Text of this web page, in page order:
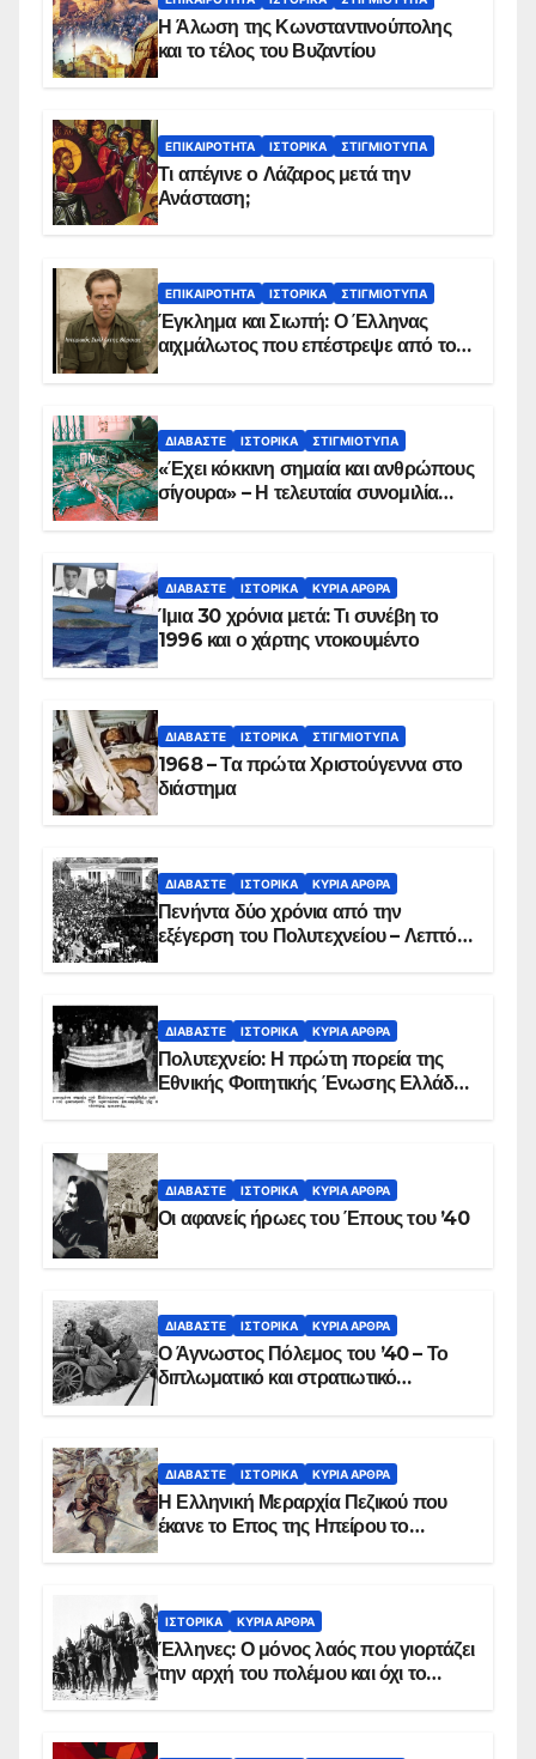
Η Άλωση της Κωνσταντινούπολης
και το τέλος του Βυζαντίου
ΕΠΙΚΑΙΡΌΤΗΤΑ ΙΣΤΟΡΙΚΆ ΣΤΙΓΜΙΌΤΥΠΑ
Τι απέγινε ο Λάζαρος μετά την
Ανάσταση;
ΕΠΙΚΑΙΡΌΤΗΤΑ ΙΣΤΟΡΙΚΆ ΣΤΙΓΜΙΌΤΥΠΑ
Έγκλημα και Σιωπή: Ο Έλληνας
αιχμάλωτος που επέστρεψε από το
ΔΙΑΒΆΣΤΕ ΙΣΤΟΡΙΚΆ ΣΤΙΓΜΙΌΤΥΠΑ
«Έχει κόκκινη σημαία και ανθρώπους
σίγουρα» – Η τελευταία συνομιλία
ΔΙΑΒΆΣΤΕ ΙΣΤΟΡΙΚΆ ΚΥΡΙΑ ΑΡΘΡΑ
Ίμια 30 χρόνια μετά: Τι συνέβη το
1996 και ο χάρτης ντοκουμέντο
ΔΙΑΒΆΣΤΕ ΙΣΤΟΡΙΚΆ ΣΤΙΓΜΙΌΤΥΠΑ
1968 – Τα πρώτα Χριστούγεννα στο
διάστημα
ΔΙΑΒΆΣΤΕ ΙΣΤΟΡΙΚΆ ΚΥΡΙΑ ΑΡΘΡΑ
Πενήντα δύο χρόνια από την
εξέγερση του Πολυτεχνείου – Λεπτό
ΔΙΑΒΆΣΤΕ ΙΣΤΟΡΙΚΆ ΚΥΡΙΑ ΑΡΘΡΑ
Πολυτεχνείο: Η πρώτη πορεία της
Εθνικής Φοιτητικής Ένωσης Ελλάδος
ΔΙΑΒΆΣΤΕ ΙΣΤΟΡΙΚΆ ΚΥΡΙΑ ΑΡΘΡΑ
Οι αφανείς ήρωες του Έπους του ’40
ΔΙΑΒΆΣΤΕ ΙΣΤΟΡΙΚΆ ΚΥΡΙΑ ΑΡΘΡΑ
Ο Άγνωστος Πόλεμος του ’40 – Το
διπλωματικό και στρατιωτικό
ΔΙΑΒΆΣΤΕ ΙΣΤΟΡΙΚΆ ΚΥΡΙΑ ΑΡΘΡΑ
Η Ελληνική Μεραρχία Πεζικού που
έκανε το Επος της Ηπείρου το
ΙΣΤΟΡΙΚΆ ΚΥΡΙΑ ΑΡΘΡΑ
Έλληνες: Ο μόνος λαός που γιορτάζει
την αρχή του πολέμου και όχι το